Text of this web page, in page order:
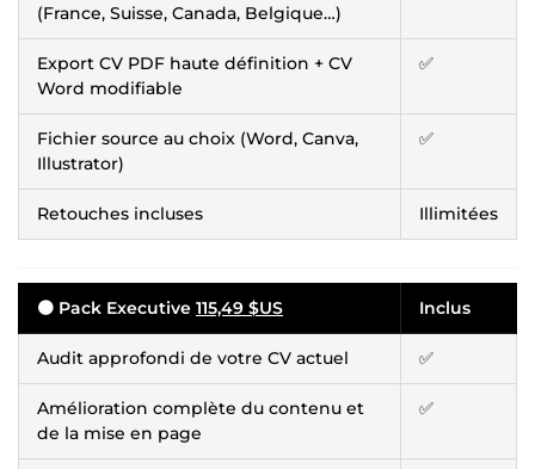
(France, Suisse, Canada, Belgique…)
Export CV PDF haute définition + CV
Word modifiable
✅
Fichier source au choix (Word, Canva,
Illustrator)
✅
Retouches incluses Illimitées
🟠 Pack Executive 115,49 $US Inclus
Audit approfondi de votre CV actuel ✅
Amélioration complète du contenu et
de la mise en page
✅